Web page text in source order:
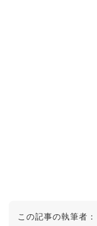
この記事の執筆者：